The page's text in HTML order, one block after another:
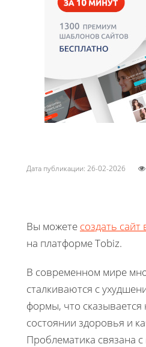
Дата публикации: 26-02-2026
Вы можете создать сайт
на платформе Tobiz.
В современном мире
сталкиваются с
формы, что
состоянии здоровья и
Проблематика связана